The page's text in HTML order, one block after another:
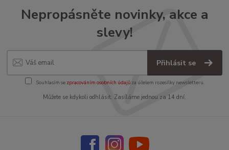
Nepropásněte novinky, akce a
slevy!
Přihlásit se
Souhlasím se zpracováním osobních údajůza účelem rozesílky newsletteru.
Můžete se kdykoli odhlásit. Zasíláme jednou za 14 dní.